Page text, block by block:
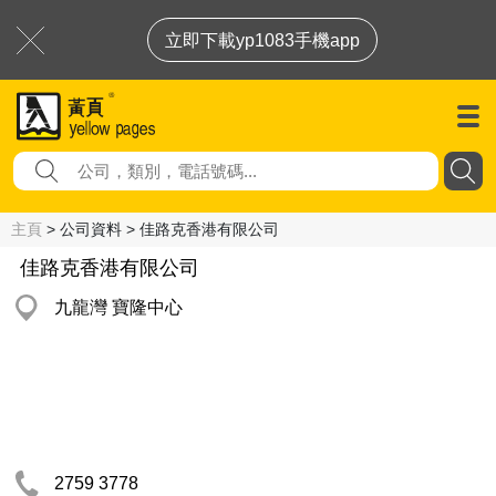
立即下載yp1083手機app
主頁 > 公司資料 > 佳路克香港有限公司
佳路克香港有限公司
九龍灣 寶隆中心
2759 3778